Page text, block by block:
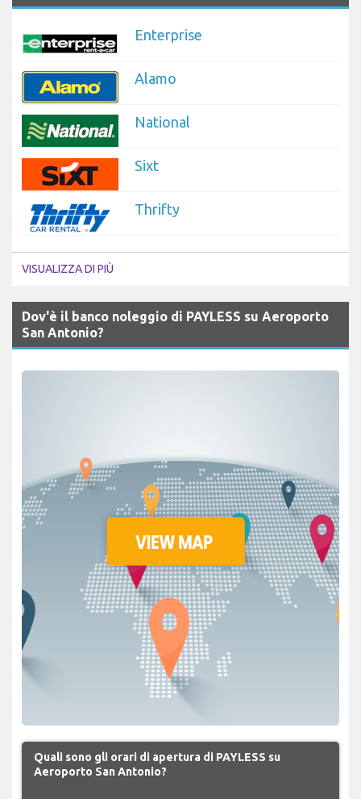
Enterprise
Alamo
National
Sixt
Thrifty
VISUALIZZA DI PIÙ
Dov'è il banco noleggio di PAYLESS su Aeroporto
San Antonio?
Quali sono gli orari di apertura di PAYLESS su
Aeroporto San Antonio?